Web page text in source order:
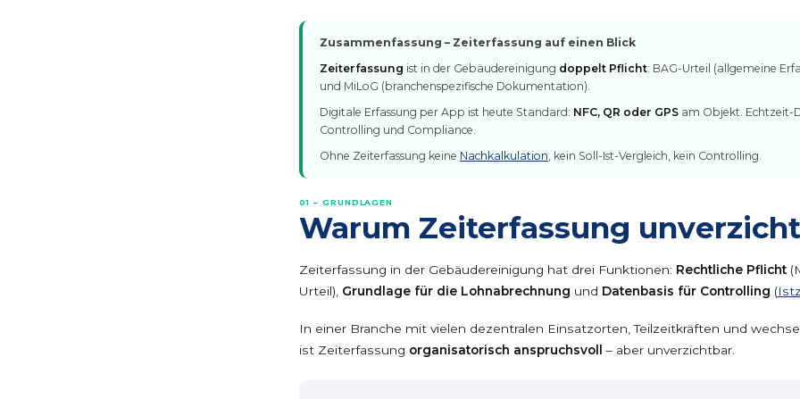
Zusammenfassung – Zeiterfassung auf einen Blick
Zeiterfassung ist in der Gebäudereinigung doppelt Pflicht: BAG-Urteil (allgemeine
und MiLoG (branchenspezifische Dokumentation).
Digitale Erfassung per App ist heute Standard: NFC, QR oder GPS am Objekt. Echtzeit-
Controlling und Compliance.
Ohne Zeiterfassung keine Nachkalkulation , kein Soll-Ist-Vergleich, kein Controlling.
01 – GRUNDLAGEN
Warum Zeiterfassung
Zeiterfassung in der Gebäudereinigung hat drei Funktionen: Rechtliche Pflicht
Urteil), Grundlage für die Lohnabrechnung und Datenbasis für Controlling (
In einer Branche mit vielen dezentralen Einsatzorten, Teilzeitkräften und
ist Zeiterfassung organisatorisch anspruchsvoll – aber unverzichtbar.